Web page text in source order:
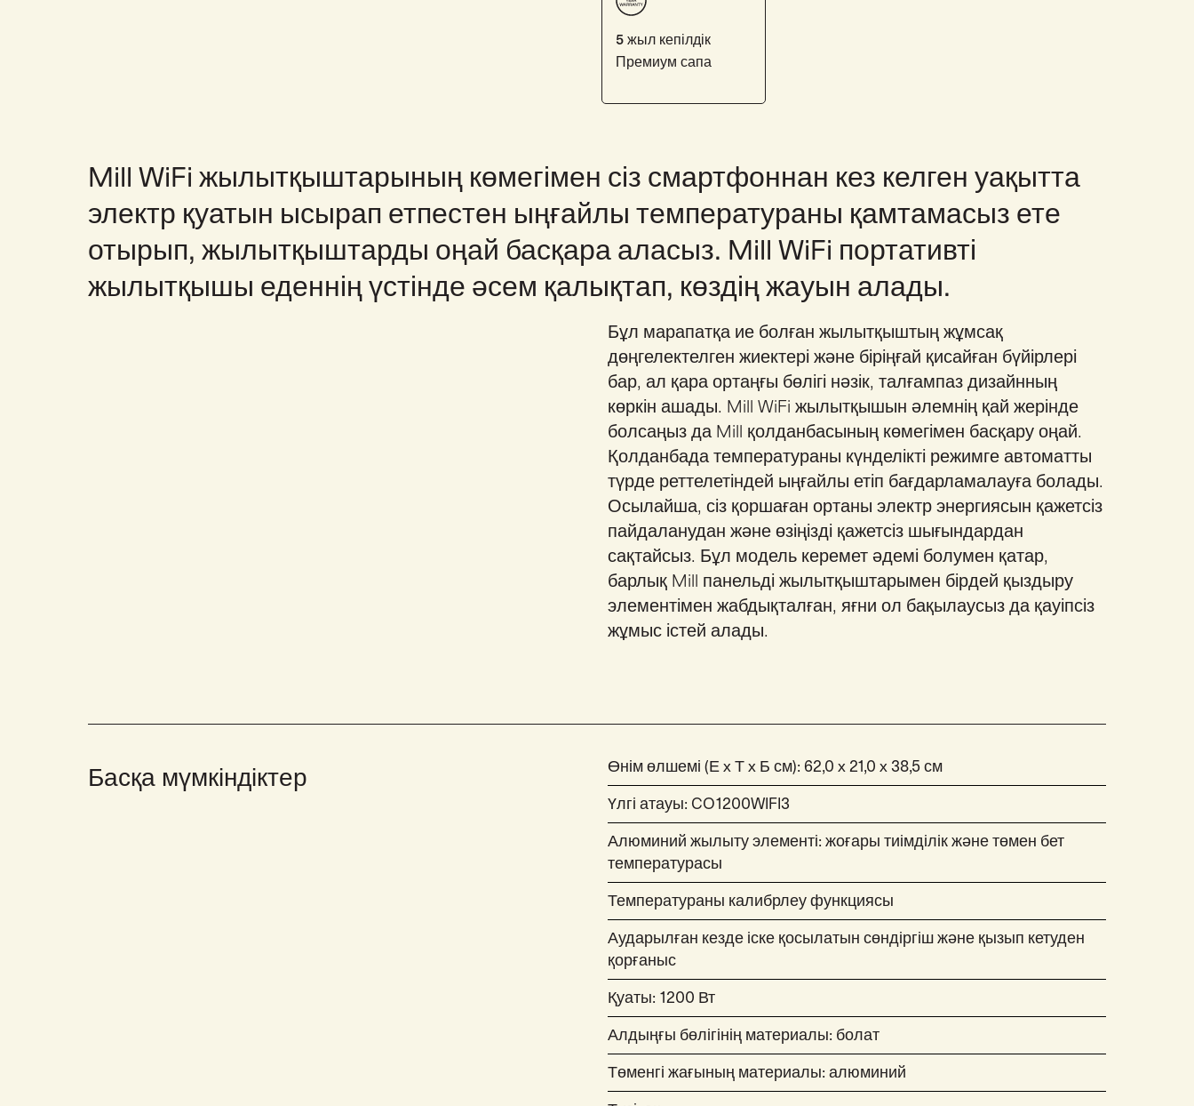
5 жыл кепілдік
Премиум сапа
Mill WiFi жылытқыштарының көмегімен сіз смартфоннан кез келген уақытта
электр қуатын ысырап етпестен ыңғайлы температураны қамтамасыз ете
отырып, жылытқыштарды оңай басқара аласыз. Mill WiFi портативті
жылытқышы еденнің үстінде әсем қалықтап, көздің жауын алады.
Бұл марапатқа ие болған жылытқыштың жұмсақ
дөңгелектелген жиектері және біріңғай қисайған бүйірлері
бар, ал қара ортаңғы бөлігі нәзік, талғампаз дизайнның
көркін ашады. Mill WiFi жылытқышын әлемнің қай жерінде
болсаңыз да Mill қолданбасының көмегімен басқару оңай.
Қолданбада температураны күнделікті режимге автоматты
түрде реттелетіндей ыңғайлы етіп бағдарламалауға болады.
Осылайша, сіз қоршаған ортаны электр энергиясын қажетсіз
пайдаланудан және өзіңізді қажетсіз шығындардан
сақтайсыз. Бұл модель керемет әдемі болумен қатар,
барлық Mill панельді жылытқыштарымен бірдей қыздыру
элементімен жабдықталған, яғни ол бақылаусыз да қауіпсіз
жұмыс істей алады.
Басқа мүмкіндіктер Өнім өлшемі (Е x Т x Б см): 62,0 x 21,0 x 38,5 см
Үлгі атауы: CO1200WIFI3
Алюминий жылыту элементі: жоғары тиімділік және төмен бет
температурасы
Температураны калибрлеу функциясы
Аударылған кезде іске қосылатын сөндіргіш және қызып кетуден
қорғаныс
Қуаты: 1200 Вт
Алдыңғы бөлігінің материалы: болат
Төменгі жағының материалы: алюминий